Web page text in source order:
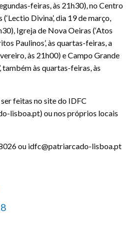
feiras, às 21h30), no Centro
Divina’, dia 19 de março,
Igreja de Nova Oeiras (‘Atos
Paulinos’, às quartas-feiras, a
às 21h00) e Campo Grande
também às quartas-feiras, às
feitas no site do IDFC
lisboa.pt) ou nos próprios locais
ou idfc@patriarcado-lisboa.pt